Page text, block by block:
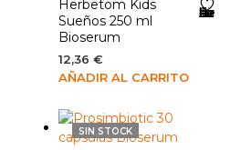
Añadir a la lista de deseos
Herbetom Kids
Sueños 250 ml
Bioserum
12,36€
AÑADIR AL CARRITO
SIN STOCK